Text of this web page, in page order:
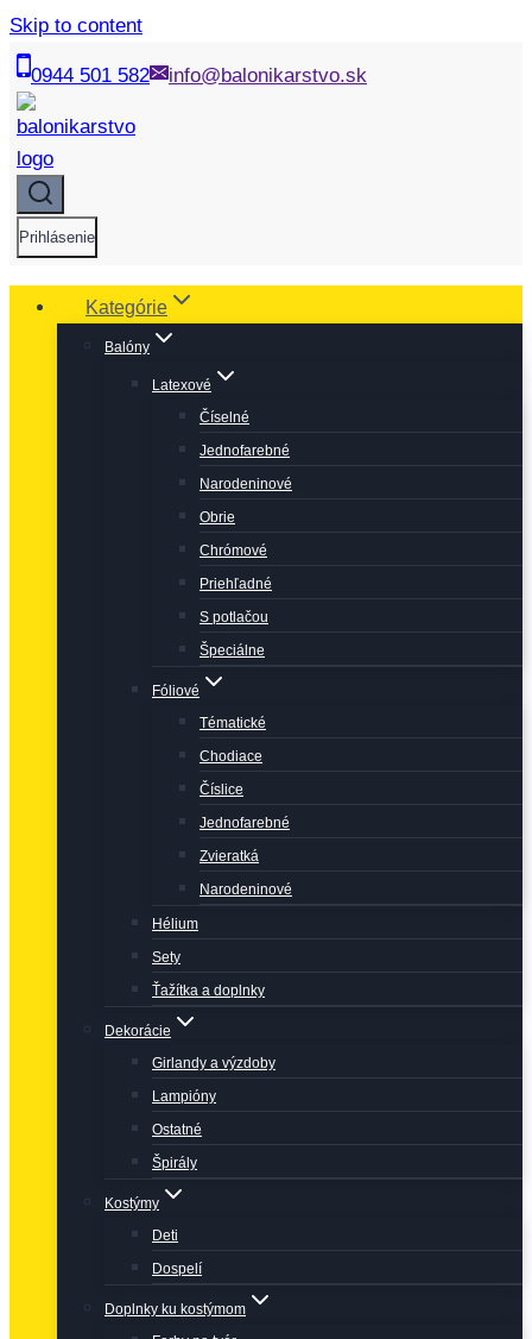
Skip to content
0944 501 582 info@balonikarstvo.sk
Prihlásenie
Kategórie
Balóny
Latexové
Číselné
Jednofarebné
Narodeninové
Obrie
Chrómové
Priehľadné
S potlačou
Špeciálne
Fóliové
Tématické
Chodiace
Číslice
Jednofarebné
Zvieratká
Narodeninové
Hélium
Sety
Ťažítka a doplnky
Dekorácie
Girlandy a výzdoby
Lampióny
Ostatné
Špirály
Kostýmy
Deti
Dospelí
Doplnky ku kostýmom